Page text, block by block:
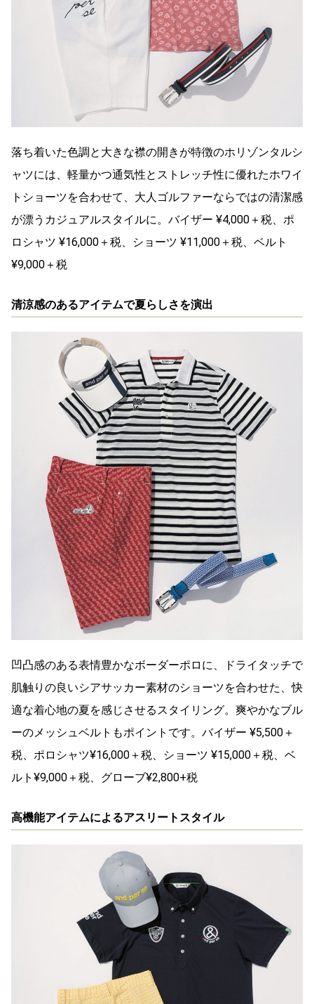
落ち着いた色調と大きな襟の開きが特徴のホリゾンタルシ
ャツには、軽量かつ通気性とストレッチ性に優れたホワイ
トショーツを合わせて、大人ゴルファーならではの清潔感
が漂うカジュアルスタイルに。バイザー ¥4,000＋税、ポ
ロシャツ ¥16,000＋税、ショーツ ¥11,000＋税、ベルト
¥9,000＋税
清涼感のあるアイテムで夏らしさを演出
凹凸感のある表情豊かなボーダーポロに、ドライタッチで
肌触りの良いシアサッカー素材のショーツを合わせた、快
適な着心地の夏を感じさせるスタイリング。爽やかなブル
ーのメッシュベルトもポイントです。バイザー ¥5,500＋
税、ポロシャツ¥16,000＋税、ショーツ ¥15,000＋税、ベ
ルト¥9,000＋税、グローブ¥2,800+税
高機能アイテムによるアスリートスタイル